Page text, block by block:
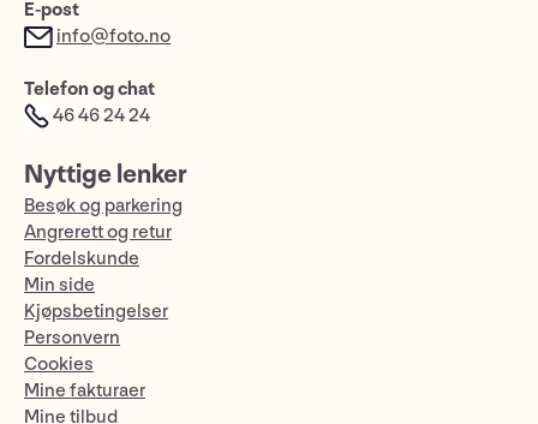
E-post
info@foto.no
Telefon og chat
46 46 24 24
Nyttige lenker
Besøk og parkering
Angrerett og retur
Fordelskunde
Min side
Kjøpsbetingelser
Personvern
Cookies
Mine fakturaer
Mine tilbud